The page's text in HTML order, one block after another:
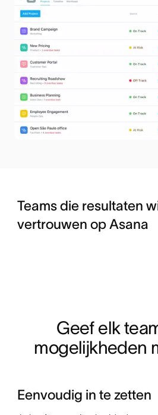
Teams die resultaten
vertrouwen op Asana
Geef elk
mogelijkheden
Eenvoudig in te zetten